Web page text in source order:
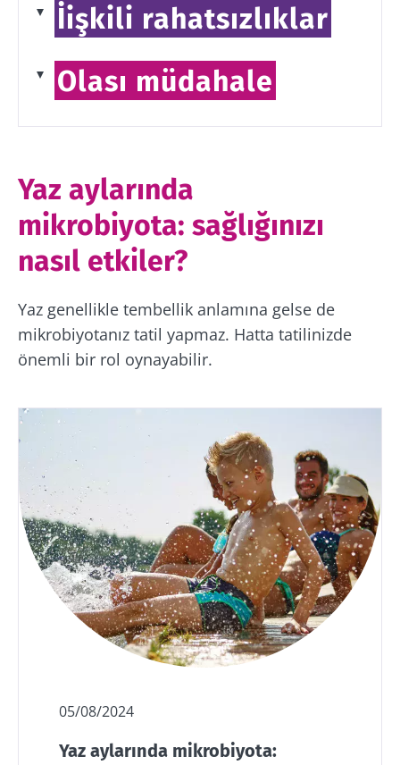
KBB mi̇krobi̇yotasi
Akci̇ğer mi̇krobi̇yotasi
Üriner sistem mikrobiyotası
İişkili rahatsızlıklar
Akne ve mi̇krobi̇yota
Psöriyazis (sedef hastalığı)
Alzheimer hastalığı
Otizm spektrum bozukluğu
Prostatit ve mikrobiyota
Alerjik egzama
Kış solunum yolu enfeksiyonları
Kistik fibrozis
Olası müdahale
Yaz aylarında
mikrobiyota: sağlığınızı
nasıl etkiler?
Yaz genellikle tembellik anlamına gelse de
mikrobiyotanız tatil yapmaz. Hatta tatilinizde
önemli bir rol oynayabilir.
05/08/2024
Yaz aylarında mikrobiyota: